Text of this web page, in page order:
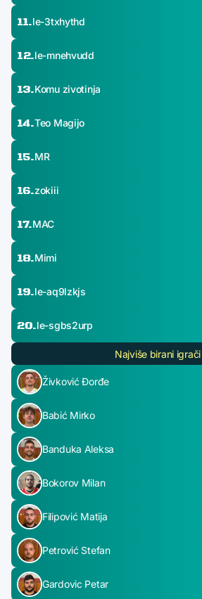
11.le-3txhythd
12.le-mnehvudd
13.Komu zivotinja
14.Teo Magijo
15.MR
16.zokiii
17.MAC
18.Mimi
19.le-aq9lzkjs
20.le-sgbs2urp
Najviše birani igrači
Živković Đorđe
Babić Mirko
Banduka Aleksa
Bokorov Milan
Filipović Matija
Petrović Stefan
Gardovic Petar